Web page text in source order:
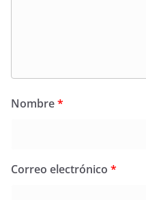
Nombre*
Correo electrónico *